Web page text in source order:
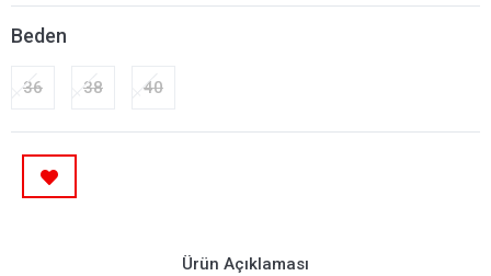
Beden
36 38 40
Ürün Açıklaması